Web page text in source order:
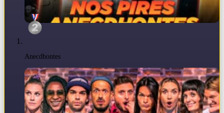
Anecdhontes